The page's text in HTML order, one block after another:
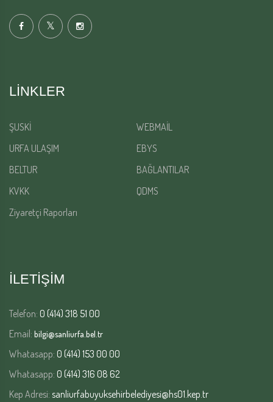
LINKLER
ŞUSKİ
WEBMAİL
URFA ULAŞIM
EBYS
BELTUR
BAĞLANTILAR
KVKK
QDMS
Ziyaretçi Raporları
İLETİŞİM
Telefon: 0 (414) 318 51 00
Email: bilgi@sanliurfa.bel.tr
Whatasapp: 0 (414) 153 00 00
Whatasapp: 0 (414) 316 08 62
Kep Adresi: sanliurfabuyuksehirbelediyesi@hs01.kep.tr